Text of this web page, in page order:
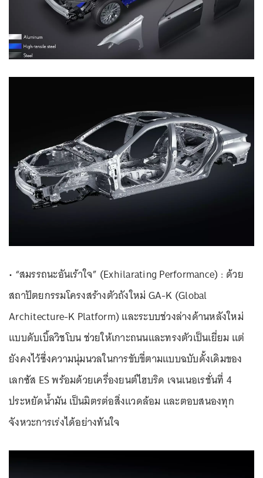
• “สมรรถนะอันเร้าใจ” (Exhilarating Performance) : ด้วย
สถาปัตยกรรมโครงสร้างตัวถังใหม่ GA-K (Global
Architecture-K Platform) และระบบช่วงล่างด้านหลังใหม่
แบบดับเบิ้ลวิชโบน ช่วยให้เกาะถนนและทรงตัวเป็นเยี่ยม แต่
ยังคงไว้ซึ่งความนุ่มนวลในการขับขี่ตามแบบฉบับดั้งเดิมของ
เลกซัส ES พร้อมด้วยเครื่องยนต์ไฮบริด เจนเนอเรชั่นที่ 4
ประหยัดน้ำมัน เป็นมิตรต่อสิ่งแวดล้อม และตอบสนองทุก
จังหวะการเร่งได้อย่างทันใจ